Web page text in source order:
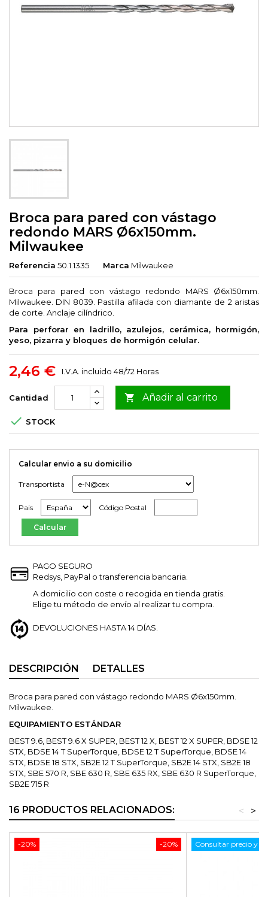
Broca para pared con vástago
redondo MARS Ø6x150mm.
Milwaukee
Referencia 50.1.1335 Marca Milwaukee
Broca para pared con vástago redondo MARS Ø6x150mm.
Milwaukee. DIN 8039. Pastilla afilada con diamante de 2 aristas
de corte. Anclaje cilíndrico.
Para perforar en ladrillo, azulejos, cerámica, hormigón,
yeso, pizarra y bloques de hormigón celular.
2,46 € I.V.A. incluido 48/72 Horas
Cantidad  Añadir al carrito
 STOCK
Calcular envio a su domicilio
Transportista
Pais Código Postal
PAGO SEGURO
Redsys, PayPal o transferencia bancaria.
A domicilio con coste o recogida en tienda gratis.
Elige tu método de envío al realizar tu compra.
DEVOLUCIONES HASTA 14 DÍAS.
DESCRIPCIÓN DETALLES
Broca para pared con vástago redondo MARS Ø6x150mm.
Milwaukee.
EQUIPAMIENTO ESTÁNDAR
BEST 9.6, BEST 9.6 X SUPER, BEST 12 X, BEST 12 X SUPER, BDSE 12
STX, BDSE 14 T SuperTorque, BDSE 12 T SuperTorque, BDSE 14
STX, BDSE 18 STX, SB2E 12 T SuperTorque, SB2E 14 STX, SB2E 18
STX, SBE 570 R, SBE 630 R, SBE 635 RX, SBE 630 R SuperTorque,
SB2E 715 R
16 PRODUCTOS RELACIONADOS: >
<
-20%
-20% Consultar precio y